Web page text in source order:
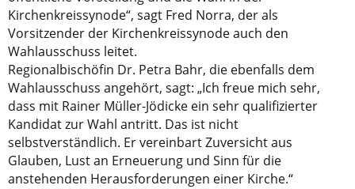
Kirchenkreissynode“, sagt Fred Norra, der als
Vorsitzender der Kirchenkreissynode auch den
Wahlausschuss leitet.
Regionalbischöfin Dr. Petra Bahr, die ebenfalls dem
Wahlausschuss angehört, sagt: „Ich freue mich sehr,
dass mit Rainer Müller-Jödicke ein sehr qualifizierter
Kandidat zur Wahl antritt. Das ist nicht
selbstverständlich. Er vereinbart Zuversicht aus
Glauben, Lust an Erneuerung und Sinn für die
anstehenden Herausforderungen einer Kirche.“